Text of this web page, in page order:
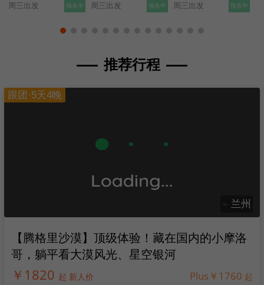
周三出发 报名中 周三出发 报名中 周三出发 报名中
推荐行程
跟团·5天4晚
兰州
【腾格里沙漠】顶级体验！藏在国内的小摩洛
哥，躺平看大漠风光、星空银河
￥1820 起 新人价 Plus￥1760 起